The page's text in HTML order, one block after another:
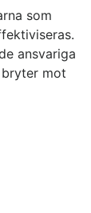
som
ansvariga
mot